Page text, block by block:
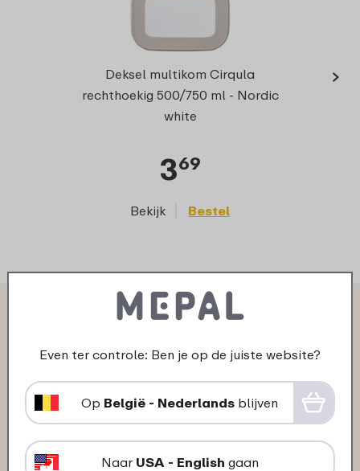
Deksel multikom Cirqula
rechthoekig 500/750 ml - Nordic
white
369
Bekijk Bestel
›
Wat anderen zeggen over
Multikom Cirqula rechthoekig
500 ml:
06-03-2025
Kleur: Nordic blue
Even ter controle: Ben je op de juiste website?
Op België - Nederlands blijven
Naar USA - English gaan